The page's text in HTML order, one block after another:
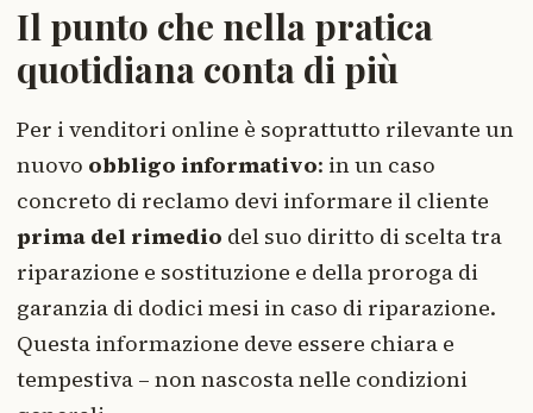
Il punto che nella pratica
quotidiana conta di più
Per i venditori online è soprattutto rilevante un
nuovo obbligo informativo: in un caso
concreto di reclamo devi informare il cliente
prima del rimedio del suo diritto di scelta tra
riparazione e sostituzione e della proroga di
garanzia di dodici mesi in caso di riparazione.
Questa informazione deve essere chiara e
tempestiva – non nascosta nelle condizioni